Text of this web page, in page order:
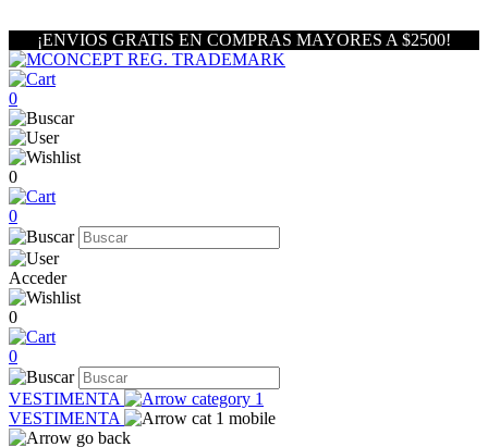
¡ENVIOS GRATIS EN COMPRAS MAYORES A $2500!
0
0
0
Acceder
0
0
VESTIMENTA
VESTIMENTA